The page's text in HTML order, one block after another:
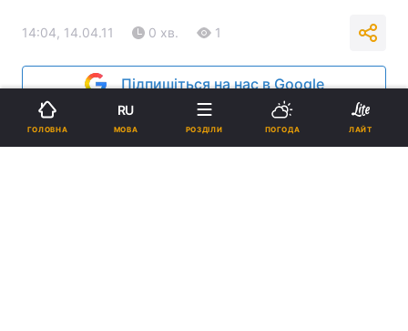
14:04, 14.04.11 0 хв. 1
Підпишіться на нас в Google
Реклама
ГОЛОВНА
RU
МОВА РОЗДІЛИ ПОГОДА ЛАЙТ